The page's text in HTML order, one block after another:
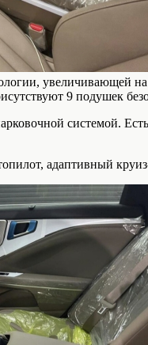
увеличивающей на
9 подушек
системой.
адаптивный